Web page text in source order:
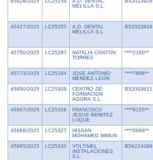
MELILLA S.L.
45427/2025 LC25255
A.D. DENTAL
MELILLA S.L.
B52023926
45750/2025 LC25287
NATALIA CANTON
TORRES
****2160**
45773/2025 LC25294
JOSE ANTONIO
MENDEZ LEON
****7698**
45850/2025 LC25309
CENTRO DE
FORMACION
AGORA S.L.
B52003621
45987/2025 LC25326
FRANCISCO
JESUS BENITEZ
LUQUE
****8155**
45988/2025 LC25327
HISSAN
MOHAMED MIMUN
****0686**
45995/2025 LC25330
VOLTIMEL
INSTALACIONES
S.L.
B56224389